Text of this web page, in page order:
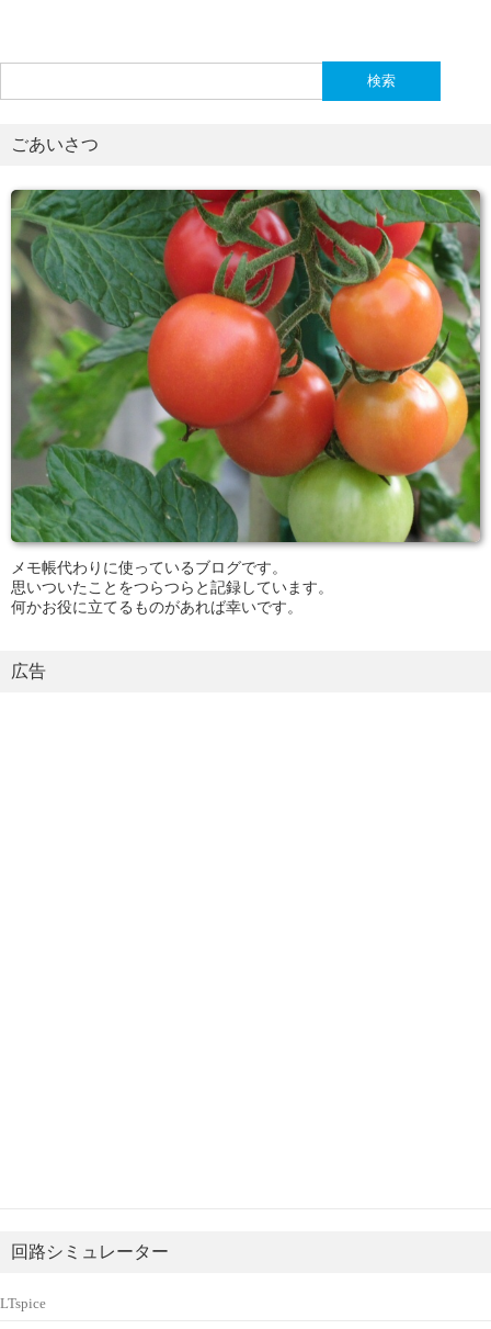
索:
ごあいさつ
メモ帳代わりに使っているブログです。
思いついたことをつらつらと記録しています。
何かお役に立てるものがあれば幸いです。
広告
回路シミュレーター
LTspice